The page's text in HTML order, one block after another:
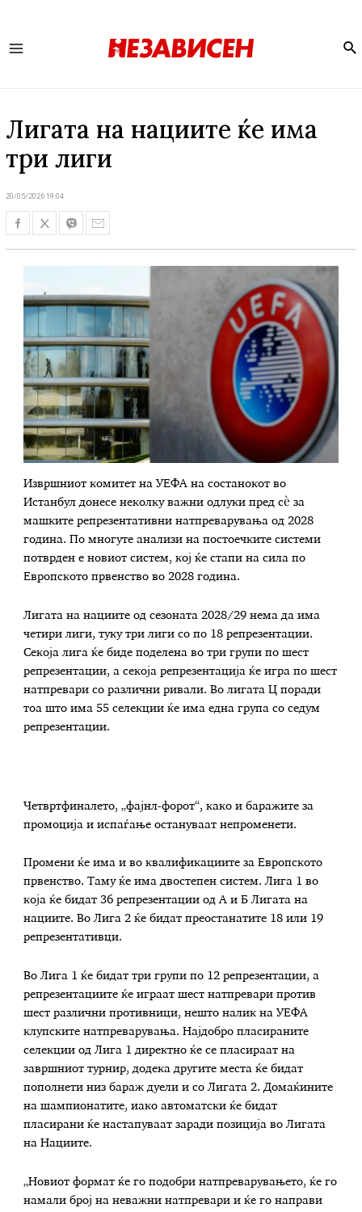
Лигата на нациите ќе има
три лиги
20/05/2026 19:04
Извршниот комитет на УЕФА на состанокот во
Истанбул донесе неколку важни одлуки пред сè за
машките репрезентативни натпреварувања од 2028
година. По многуте анализи на постоечките системи
потврден е новиот систем, кој ќе стапи на сила по
Европското првенство во 2028 година.
Лигата на нациите од сезоната 2028/29 нема да има
четири лиги, туку три лиги со по 18 репрезентации.
Секоја лига ќе биде поделена во три групи по шест
репрезентации, а секоја репрезентација ќе игра по шест
натпревари со различни ривали. Во лигата Ц поради
тоа што има 55 селекции ќе има една група со седум
репрезентации.
Четвртфиналето, „фајнл-форот“, како и баражите за
промоција и испаѓање остануваат непроменети.
Промени ќе има и во квалификациите за Европското
првенство. Таму ќе има двостепен систем. Лига 1 во
која ќе бидат 36 репрезентации од А и Б Лигата на
нациите. Во Лига 2 ќе бидат преостанатите 18 или 19
репрезентативци.
Во Лига 1 ќе бидат три групи по 12 репрезентации, а
репрезентациите ќе играат шест натпревари против
шест различни противници, нешто налик на УЕФА
клупските натпреварувања. Најдобро пласираните
селекции од Лига 1 директно ќе се пласираат на
завршниот турнир, додека другите места ќе бидат
пополнети низ бараж дуели и со Лигата 2. Домаќините
на шампионатите, иако автоматски ќе бидат
пласирани ќе настапуваат заради позиција во Лигата
на Нациите.
„Новиот формат ќе го подобри натпреварувањето, ќе го
намали број на неважни натпревари и ќе го направи